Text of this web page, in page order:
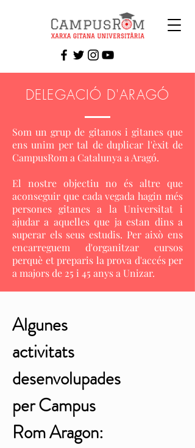
DELEGACIÓ D'ARAGÓ
Som un grup de gitanos i gitanes que
ens unim per tal de duplicar l'èxit de
CampusRom a Catalunya a Aragó.
El nostre objectiu no és altre que
aconseguir que cada vegada hagin més
persones gitanes a la Universitat i
ajudar a aquelles que ja estan dins a
superar els seus estudis. Per això ens
encarreguem d'organitzar cursos
perquè et preparis la prova d'accés per
a majors de 25 i 45 anys a Unizar.
Algunes
activitats
desenvolupades
per Campus
Rom Aragon: